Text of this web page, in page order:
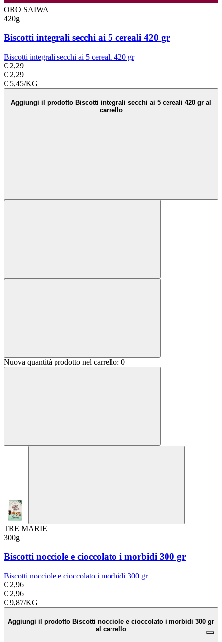
ORO SAIWA
420g
Biscotti integrali secchi ai 5 cereali 420 gr
Biscotti integrali secchi ai 5 cereali 420 gr
€ 2,29
€ 2,29
€ 5,45/KG
Aggiungi il prodotto Biscotti integrali secchi ai 5 cereali 420 gr al
carrello
Nuova quantità prodotto nel carrello: 0
TRE MARIE
300g
Biscotti nocciole e cioccolato i morbidi 300 gr
Biscotti nocciole e cioccolato i morbidi 300 gr
€ 2,96
€ 2,96
€ 9,87/KG
Aggiungi il prodotto Biscotti nocciole e cioccolato i morbidi 300 gr
al carrello